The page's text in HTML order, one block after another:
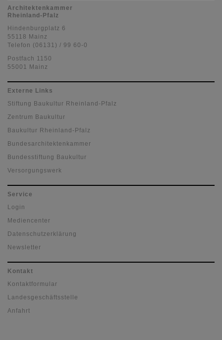
Architektenkammer
Rheinland-Pfalz
Hindenburgplatz 6
55118 Mainz
Telefon (06131) / 99 60-0
Postfach 1150
55001 Mainz
Externe Links
Stiftung Baukultur Rheinland-Pfalz
Zentrum Baukultur
Baukultur Rheinland-Pfalz
Bundesarchitektenkammer
Bundesstiftung Baukultur
Versorgungswerk
Service
Login
Mediencenter
Datenschutzerklärung
Newsletter
Kontakt
Kontaktformular
Landesgeschäftsstelle
Anfahrt